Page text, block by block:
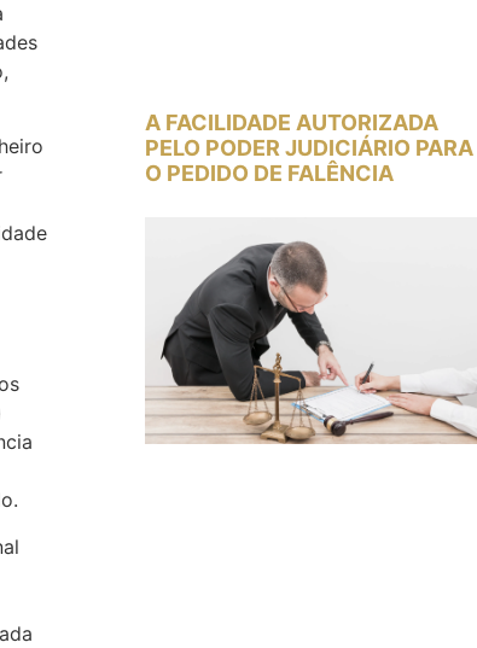
A FACILIDADE AUTORIZADA
PELO PODER JUDICIÁRIO PARA
O PEDIDO DE FALÊNCIA